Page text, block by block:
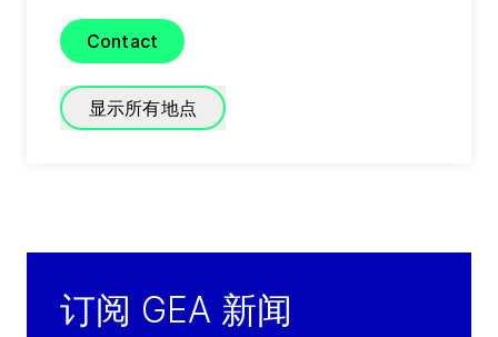
Contact
显示所有地点
Zone, El Obour City
Cairo
订阅 GEA 新闻